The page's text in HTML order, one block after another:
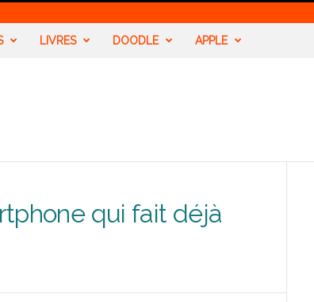
LIVRES DOODLE APPLE
qui fait déjà